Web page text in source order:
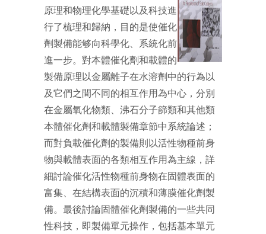
原理和物理化學基礎以及科技進
行了梳理和歸納，目的是使催化
劑製備能够向科學化、系統化前
進一步。對本體催化劑和載體的
製備原理以金屬離子在水溶劑中的行為以
及它們之間不同的相互作用為中心，分別
在金屬氧化物類、沸石分子篩類和其他類
本體催化劑和載體製備章節中系統論述；
而對負載催化劑的製備則以活性物種前身
物與載體表面的各類相互作用為主線，詳
細討論催化活性物種前身物在固體表面的
富集、在結構表面的沉積和薄膜催化劑製
備。最後討論固體催化劑製備的一些共同
性科技，即製備單元操作，包括基本單元